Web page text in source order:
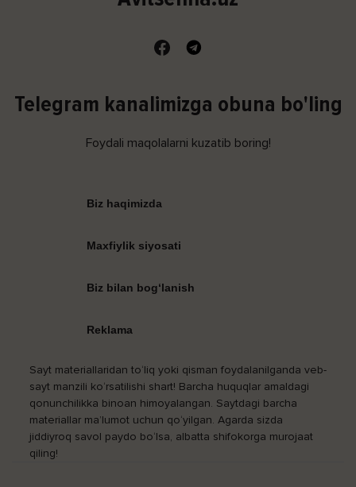
Telegram kanalimizga obuna bo'ling
Foydali maqolalarni kuzatib boring!
Biz haqimizda
Maxfiylik siyosati
Biz bilan bog‘lanish
Reklama
Sayt materiallaridan to‘liq yoki qisman foydalanilganda veb-
sayt manzili ko‘rsatilishi shart! Barcha huquqlar amaldagi
qonunchilikka binoan himoyalangan. Saytdagi barcha
materiallar ma’lumot uchun qo‘yilgan. Agarda sizda
jiddiyroq savol paydo bo‘lsa, albatta shifokorga murojaat
qiling!